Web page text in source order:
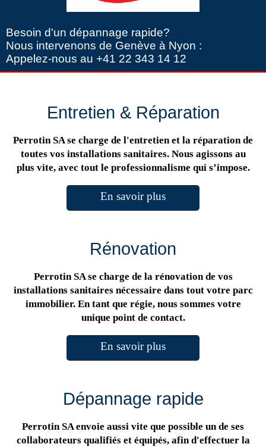
Besoin d'un dépannage rapide?
Nous intervenons de Genève à Nyon :
Appelez-nous au +41 22 343 14 12
Entretien & Réparation
Perrotin SA se charge de l'entretien et la réparation de
toutes vos installations sanitaires. Nous agissons au
plus vite, avec tout le professionnalisme qui s’impose.
En savoir plus
Rénovation
Perrotin SA se charge de la rénovation de vos
installations sanitaires nécessaire dans tout votre parc
immobilier. En tant que régie, nous sommes votre
unique point de contact.
En savoir plus
Dépannage rapide
Perrotin SA envoie aussi vite que possible un de ses
collaborateurs qualifiés et équipés, afin d'effectuer la